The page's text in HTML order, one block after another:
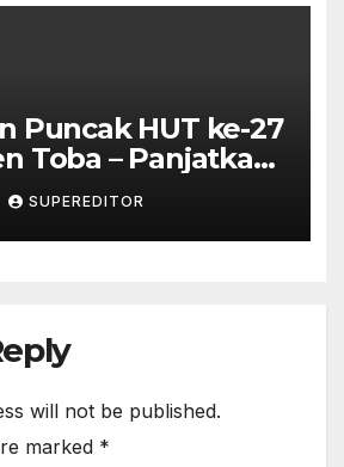
Puncak HUT ke-27
Toba – Panjatkan
Kesejahteraan
SUPEREDITOR
will not be published.
marked *